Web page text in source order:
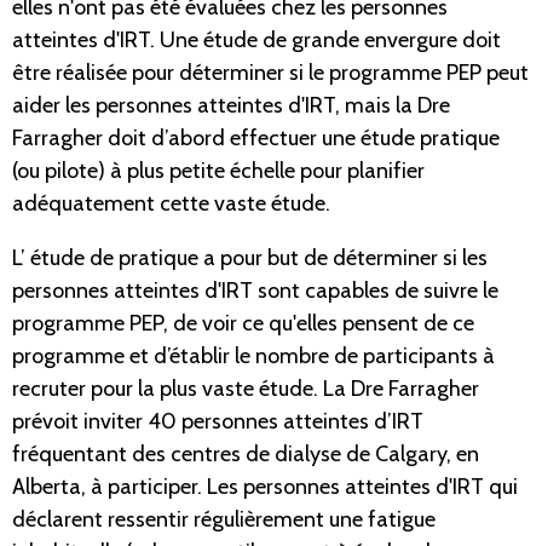
elles n'ont pas été évaluées chez les personnes
atteintes d'IRT. Une étude de grande envergure doit
être réalisée pour déterminer si le programme PEP peut
aider les personnes atteintes d'IRT, mais la Dre
Farragher doit d’abord effectuer une étude pratique
(ou pilote) à plus petite échelle pour planifier
adéquatement cette vaste étude.
L’ étude de pratique a pour but de déterminer si les
personnes atteintes d'IRT sont capables de suivre le
programme PEP, de voir ce qu'elles pensent de ce
programme et d’établir le nombre de participants à
recruter pour la plus vaste étude. La Dre Farragher
prévoit inviter 40 personnes atteintes d’IRT
fréquentant des centres de dialyse de Calgary, en
Alberta, à participer. Les personnes atteintes d'IRT qui
déclarent ressentir régulièrement une fatigue